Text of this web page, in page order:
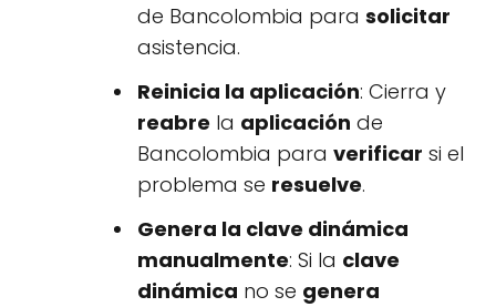
de Bancolombia para solicitar
asistencia.
Reinicia la aplicación: Cierra y
reabre la aplicación de
Bancolombia para verificar si el
problema se resuelve.
Genera la clave dinámica
manualmente: Si la clave
dinámica no se genera